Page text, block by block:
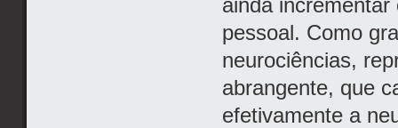
ainda
pessoal. Como
neurociências,
abrangente, que
efetivamente a